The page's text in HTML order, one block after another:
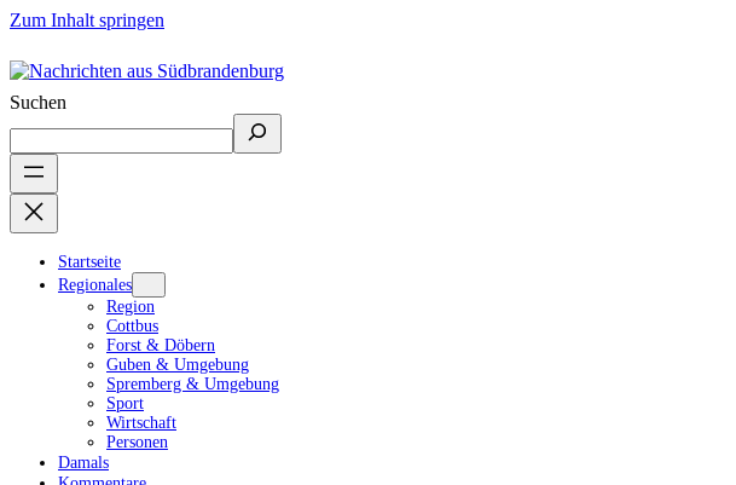
Zum Inhalt springen
Suchen
Startseite
Regionales
Region
Cottbus
Forst & Döbern
Guben & Umgebung
Spremberg & Umgebung
Sport
Wirtschaft
Personen
Damals